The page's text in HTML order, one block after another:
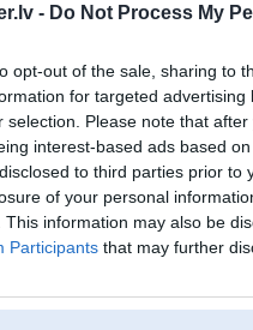
- Do Not Process My
opt-out of the sale, sharing to
for targeted
selection. Please note that
interest-based ads based
to third parties prior
of your personal
This information may also be
Participants that may further
Lietotāja X5
Lietotājvārds:
Pilsēta:
Braucu ar:
Ziņojumi forumā:
[